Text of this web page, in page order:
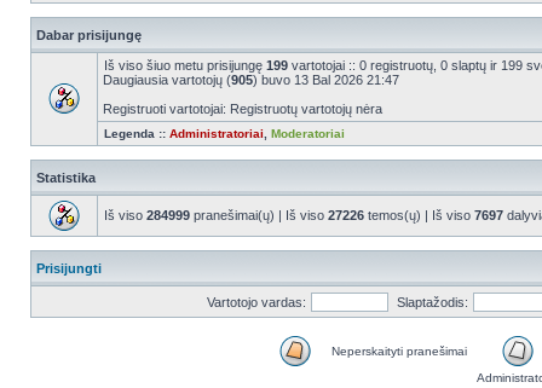
Dabar prisijungę
Iš viso šiuo metu prisijungę 199 vartotojai :: 0 registruotų, 0 slaptų ir 199
Daugiausia vartotojų (905) buvo 13 Bal 2026 21:47
Registruoti vartotojai: Registruotų vartotojų nėra
Legenda :: Administratoriai Moderatoriai
Statistika
Iš viso 284999 pranešimai(ų) | Iš viso 27226 temos(ų) | Iš viso 7697
Prisijungti
Vartotojo vardas: Slaptažodis:
Neperskaityti pranešimai